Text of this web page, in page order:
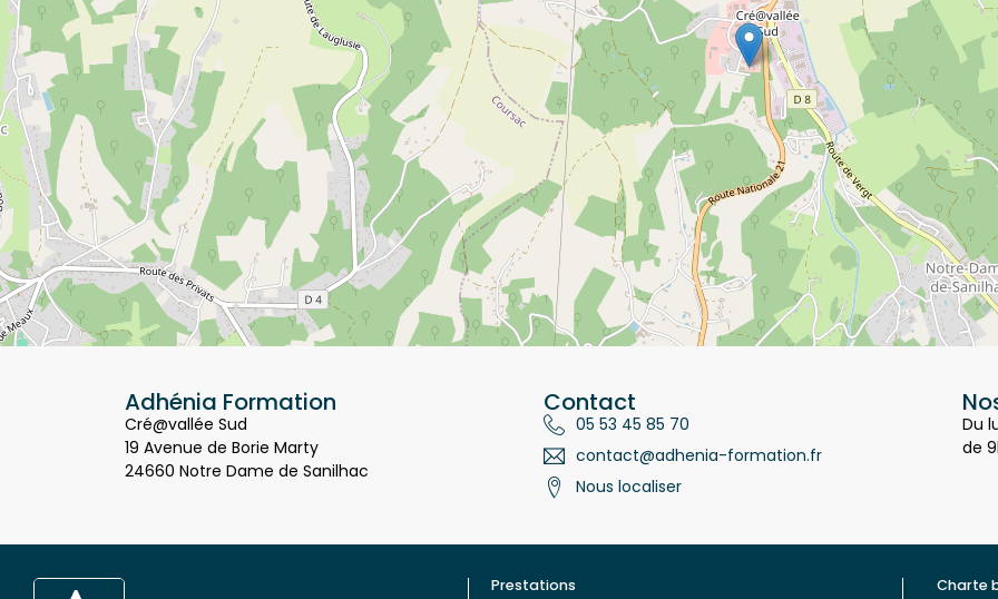
Cré@vallée Sud
19 Avenue de Borie Marty
24660 Notre Dame de Sanilhac
05 53 45 85 70
contact@adhenia-formation.fr
Nous localiser
Du
de